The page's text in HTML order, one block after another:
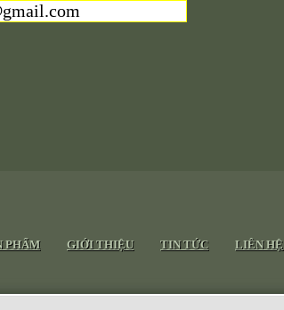
PHẨM GIỚI THIỆU TIN TỨC LIÊN HỆ